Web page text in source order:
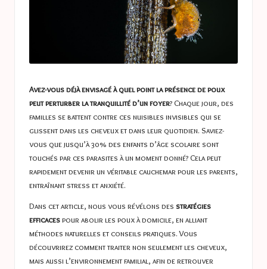
Avez-vous déjà envisagé à quel point la présence de poux
peut perturber la tranquillité d’un foyer? Chaque jour, des
familles se battent contre ces nuisibles invisibles qui se
glissent dans les cheveux et dans leur quotidien. Saviez-
vous que jusqu’à 30% des enfants d’âge scolaire sont
touchés par ces parasites à un moment donné? Cela peut
rapidement devenir un véritable cauchemar pour les parents,
entraînant stress et anxiété.
Dans cet article, nous vous révélons des stratégies
efficacespour abolir les poux à domicile, en alliant
méthodes naturelles et conseils pratiques. Vous
découvrirez comment traiter non seulement les cheveux,
mais aussi l’environnement familial, afin de retrouver